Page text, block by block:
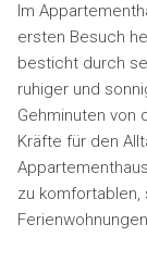
Im
ersten Besuch
besticht durch
ruhiger und
Gehminuten von
Kräfte für den
zu